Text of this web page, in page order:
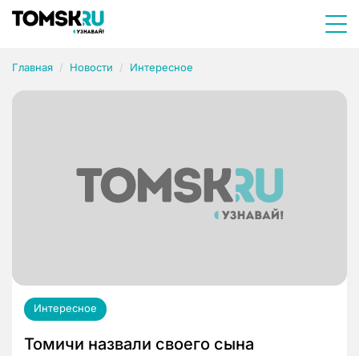
Главная Новости Интересное
Интересное
Томичи назвали своего сына